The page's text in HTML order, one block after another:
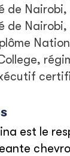
de
de
est le